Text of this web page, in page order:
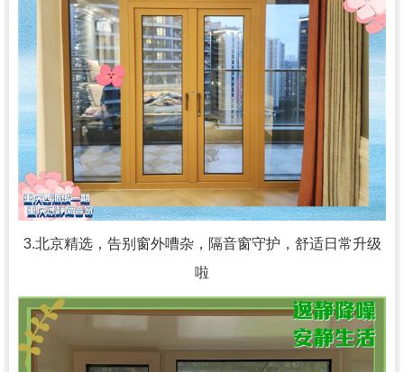
3.北京精选，告别窗外嘈杂，隔音窗守护，舒适日常升级
啦